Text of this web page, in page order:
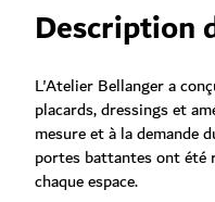
Description
L'Atelier Bellanger a
placards, dressings et
mesure et à la demande
portes battantes ont été
chaque espace.